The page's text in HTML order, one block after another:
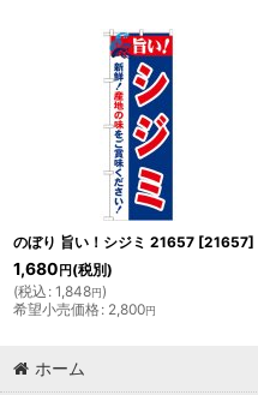
のぼり 旨い！シジミ 21657 [21657]
1,680 円 (税別)
(税込 : 1,848円)
希望小売価格: 2,800円
ホーム